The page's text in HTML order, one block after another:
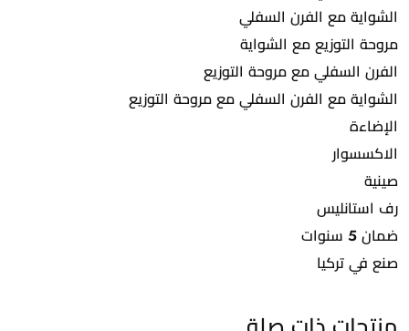
الشواية مع الفرن السفلي
مروحة التوزيع مع الشواية
الفرن السفلي مع مروحة التوزيع
الشواية مع الفرن السفلي مع مروحة التوزيع
الإضاءة
الاكسسوار
صينية
رف استانليس
ضمان 5 سنوات
صنع في تركيا